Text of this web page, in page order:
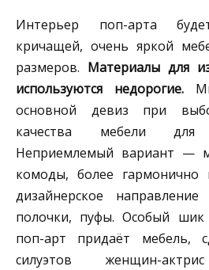
Интерьер поп-арта
кричащей, очень яркой
размеров. Материалы для
используются недорогие.
основной девиз при
качества мебели для
Неприемлемый вариант —
комоды, более гармонично
дизайнерское
полочки, пуфы. Особый шик
поп-арт придаёт мебель,
силуэтов женщин-